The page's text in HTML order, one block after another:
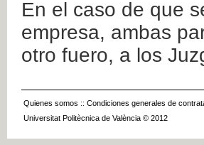
En el caso de que
empresa, ambas
otro fuero, a los
Quienes somos :: Condiciones generales de
Universitat Politècnica de València © 2012